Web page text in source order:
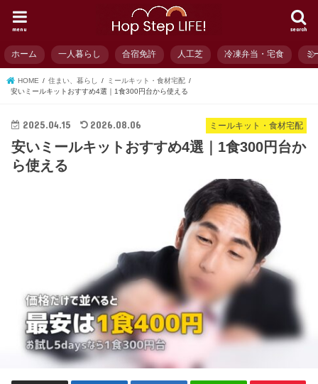
search
menu
ホーム 一人暮らし 合宿免許 人工芝 冷凍弁当・宅食 ミ
HOME 住まい、暮らし
ミールキット・食材宅配
安いミールキットおすすめ4選｜1食300円台から使える
ミールキット・食材宅配
2025.04.15 2026.08.06
安いミールキットおすすめ4選｜1食300円台か
ら使える